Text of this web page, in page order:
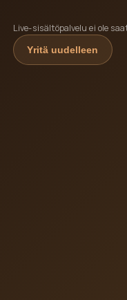
Live-sisältöpalvelu ei ole
Yritä uudelleen